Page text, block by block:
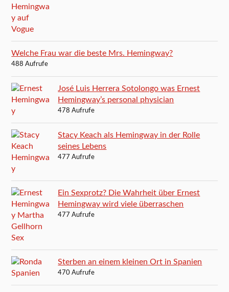
Welche Frau war die beste Mrs. Hemingway?
488 Aufrufe
José Luis Herrera Sotolongo was Ernest
Hemingway’s personal physician
478 Aufrufe
Stacy Keach als Hemingway in der Rolle
seines Lebens
477 Aufrufe
Ein Sexprotz? Die Wahrheit über Ernest
Hemingway wird viele überraschen
477 Aufrufe
Sterben an einem kleinen Ort in Spanien
470 Aufrufe